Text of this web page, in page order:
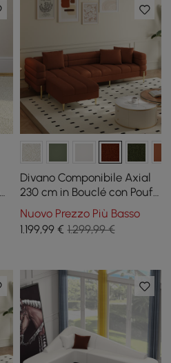
Divano Componibile Axial
230 cm in Bouclé con Pouf
e Gambe Dorate
Nuovo Prezzo Più Basso
1.199,99€ 1.299,99 €